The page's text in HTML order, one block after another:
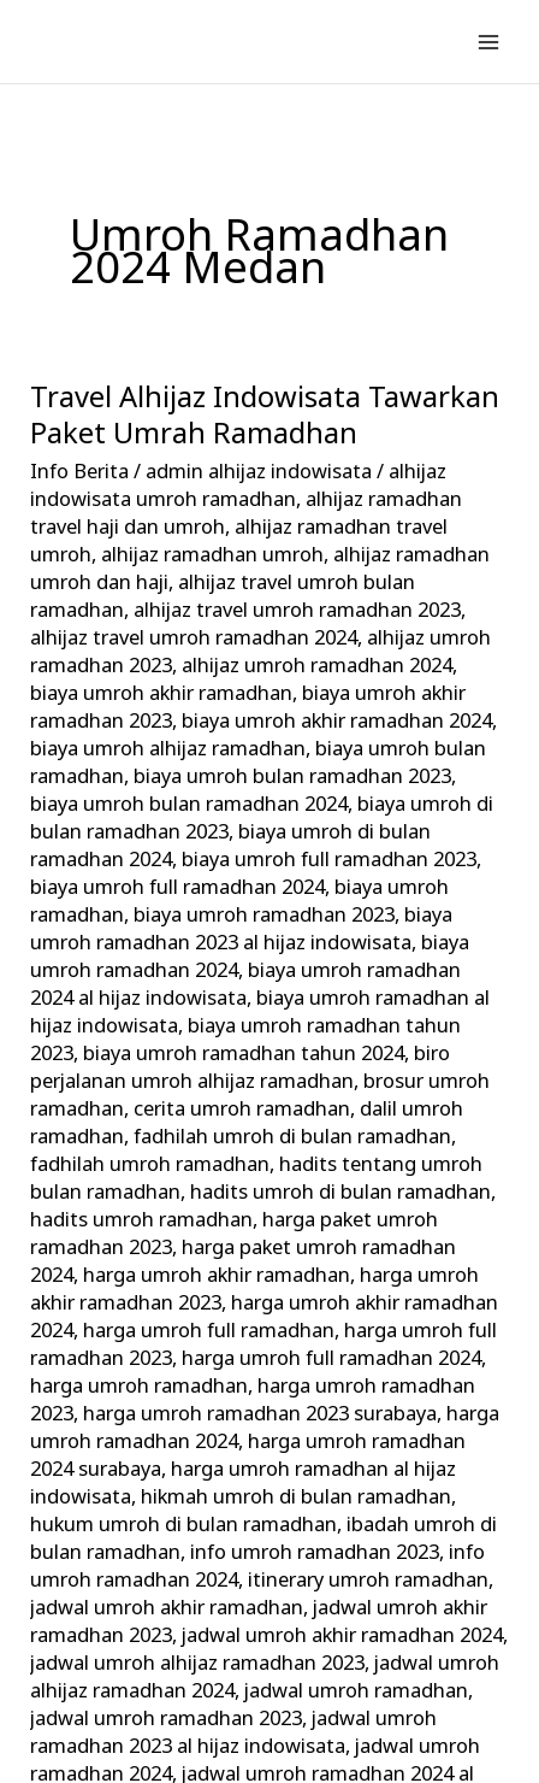
konten
Umroh Ramadhan
2024 Medan
Travel Alhijaz Indowisata Tawarkan
Paket Umrah Ramadhan
Info Berita / admin alhijaz indowisata/ alhijaz
indowisata umroh ramadhan, alhijaz ramadhan
travel haji dan umroh, alhijaz ramadhan travel
umroh, alhijaz ramadhan umroh, alhijaz ramadhan
umroh dan haji, alhijaz travel umroh bulan
ramadhan, alhijaz travel umroh ramadhan 2023,
alhijaz travel umroh ramadhan 2024, alhijaz umroh
ramadhan 2023, alhijaz umroh ramadhan 2024,
biaya umroh akhir ramadhan, biaya umroh akhir
ramadhan 2023, biaya umroh akhir ramadhan 2024,
biaya umroh alhijaz ramadhan, biaya umroh bulan
ramadhan, biaya umroh bulan ramadhan 2023,
biaya umroh bulan ramadhan 2024, biaya umroh di
bulan ramadhan 2023, biaya umroh di bulan
ramadhan 2024, biaya umroh full ramadhan 2023,
biaya umroh full ramadhan 2024, biaya umroh
ramadhan, biaya umroh ramadhan 2023, biaya
umroh ramadhan 2023 al hijaz indowisata, biaya
umroh ramadhan 2024, biaya umroh ramadhan
2024 al hijaz indowisata, biaya umroh ramadhan al
hijaz indowisata, biaya umroh ramadhan tahun
2023, biaya umroh ramadhan tahun 2024, biro
perjalanan umroh alhijaz ramadhan, brosur umroh
ramadhan, cerita umroh ramadhan, dalil umroh
ramadhan,fadhilah umroh di bulan ramadhan,
fadhilah umroh ramadhan, hadits tentang umroh
bulan ramadhan, hadits umroh di bulan ramadhan,
hadits umroh ramadhan, harga paket umroh
ramadhan 2023, harga paket umroh ramadhan
2024, harga umroh akhir ramadhan, harga umroh
akhir ramadhan 2023, harga umroh akhir ramadhan
2024, harga umroh full ramadhan, harga umroh full
ramadhan 2023, harga umroh full ramadhan 2024,
harga umroh ramadhan, harga umroh ramadhan
2023, harga umroh ramadhan 2023 surabaya, harga
umroh ramadhan 2024, harga umroh ramadhan
2024 surabaya, harga umroh ramadhan al hijaz
indowisata, hikmah umroh di bulan ramadhan,
hukum umroh di bulan ramadhan, ibadah umroh di
bulan ramadhan, info umroh ramadhan 2023, info
umroh ramadhan 2024, itinerary umroh ramadhan,
jadwal umroh akhir ramadhan, jadwal umroh akhir
ramadhan 2023, jadwal umroh akhir ramadhan 2024,
jadwal umroh alhijaz ramadhan 2023, jadwal umroh
alhijaz ramadhan 2024, jadwal umroh ramadhan,
jadwal umroh ramadhan 2023, jadwal umroh
ramadhan 2023 al hijaz indowisata, jadwal umroh
ramadhan 2024, jadwal umroh ramadhan 2024 al
Travel
Alhijaz
Indowisata
Tawarkan
Paket
Umrah
Ramadhan